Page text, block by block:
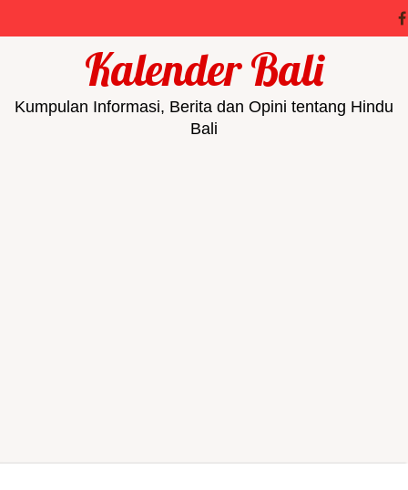
Kalender Bali
Kumpulan Informasi, Berita dan Opini tentang Hindu
Bali